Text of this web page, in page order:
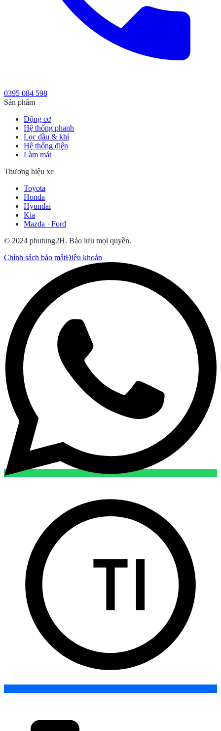
0395 084 598
Sản phẩm
Động cơ
Hệ thống phanh
Lọc dầu & khí
Hệ thống điện
Làm mát
Thương hiệu xe
Toyota
Honda
Hyundai
Kia
Mazda · Ford
© 2024 phutung2H. Bảo lưu mọi quyền.
Chính sách bảo mậtĐiều khoản